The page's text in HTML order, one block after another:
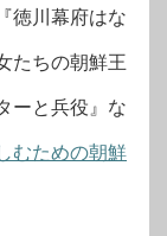
徳川幕府はな
たちの朝鮮王
ーと兵役』な
むための朝鮮